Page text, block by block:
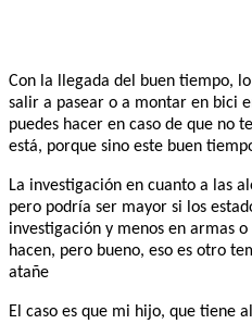
Con la llegada del buen tiempo,
salir a pasear o a montar en bici
puedes hacer en caso de que no
está, porque sino este buen
La investigación en cuanto a las
pero podría ser mayor si los
investigación y menos en armas
hacen, pero bueno, eso es otro
atañe
El caso es que mi hijo, que tiene